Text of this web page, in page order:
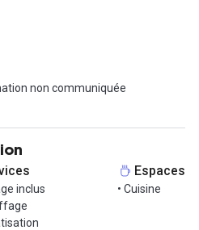
demi-journée par semaine
de réserver à un tarif
besoin de créneaux
une cuisine équipée avec
pour vos moments de pause.
la fibre sécurisée et au wifi haut
dotés de panneaux chauffants
ainsi que de stores
la luminosité à votre
par badge, garantissant un
non communiquée
inclus
Espaces
• Cuisine